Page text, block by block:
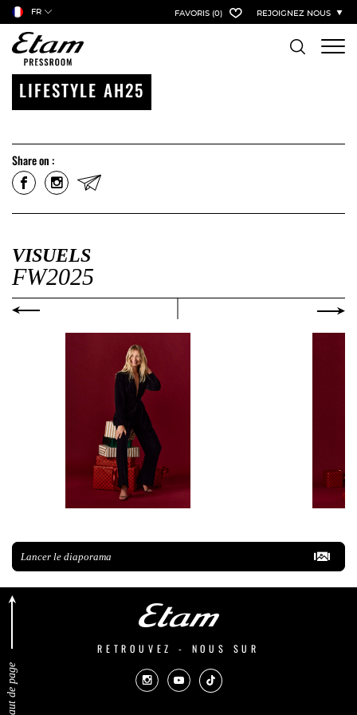
FR FAVORIS (0) REJOIGNEZ NOUS
LIFESTYLE AH25
Share on :
VISUELS
FW2025
Lancer le diaporama
RETROUVEZ - NOUS SUR